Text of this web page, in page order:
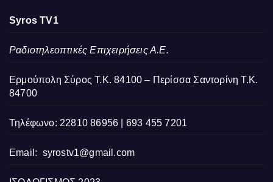
Syros TV1
Ραδιοτηλεοπτικές Επιχειρήσεις Α.Ε.
Ερμούπολη Σύρος Τ.Κ. 84100 – Περίσσα Σαντορίνη Τ.Κ.
84700
Τηλέφωνο: 22810 86956 | 693 455 7201
Email: syrostv1@gmail.com